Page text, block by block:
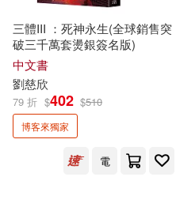
Sunny營養師（黃君聖
keigo(2) 一穂
丁墨(2) 三鳳製
中川多磨(2)
深智數位(3) 漫
究
童夢館(3)
青空文化有限公司(3)
三體III ：死神永生(全球銷售突
破三千萬套燙銀簽名版)
中文書
劉慈欣
79 折 $402 $510
博客來獨家
電